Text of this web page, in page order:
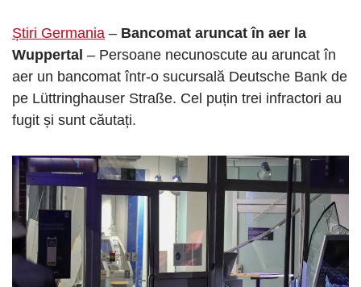
Știri Germania – Bancomat aruncat în aer la
Wuppertal – Persoane necunoscute au aruncat în
aer un bancomat într-o sucursală Deutsche Bank de
pe Lüttringhauser Straße. Cel puțin trei infractori au
fugit și sunt căutați.